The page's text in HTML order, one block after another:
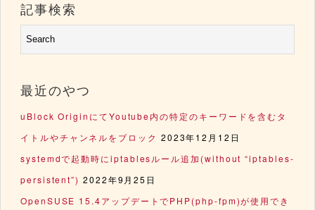
記事検索
最近のやつ
uBlock OriginにてYoutube内の特定のキーワードを含むタ
イトルやチャンネルをブロック 2023年12月12日
systemdで起動時にiptablesルール追加(without “iptables-
persistent”) 2022年9月25日
OpenSUSE 15.4アップデートでPHP(php-fpm)が使用でき